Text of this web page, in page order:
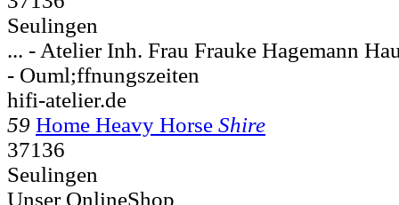
Seulingen
... - Atelier Inh. Frau Frauke Hagemann
- Ouml;ffnungszeiten
hifi-atelier.de
59 Home Heavy Horse Shire
37136
Seulingen
Unser OnlineShop